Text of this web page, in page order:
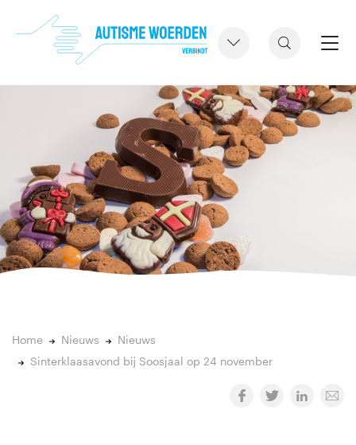
Home Nieuws
Nieuws
Sinterklaasavond bij Soosjaal op 24 november